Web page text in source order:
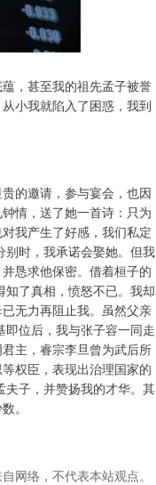
，甚至我的祖先孟子被誉
小我就陷入了困惑，我到
的邀请，参与宴会，也因
情，送了她一首诗：只为
我产生了好感，我们私定
时，我承诺会娶她。但我
恳求他保密。借着桓子的
了真相，愤怒不已。我却
无力再阻止我。虽然父亲
位后，我与张子容一同走
主，睿宗李旦曾为武后所
权臣，表现出治理国家的
子，并赞扬我的才华。其
。
网络，不代表本站观点。